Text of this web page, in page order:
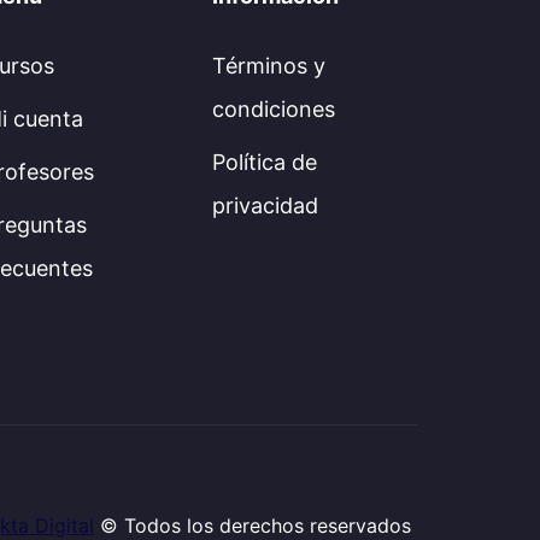
cuenta
Términos y
condiciones
Política de
privacidad
© Todos los derechos reservados